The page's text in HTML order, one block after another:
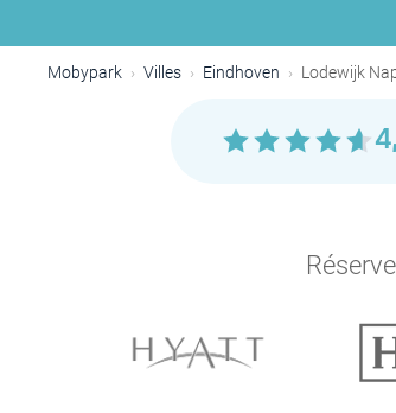
Mobypark Villes Eindhoven Lodewijk